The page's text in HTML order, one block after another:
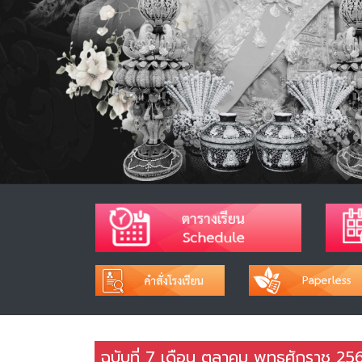
ฉบับที่ 7 เดือน ตุลาคม พุทธศักราช